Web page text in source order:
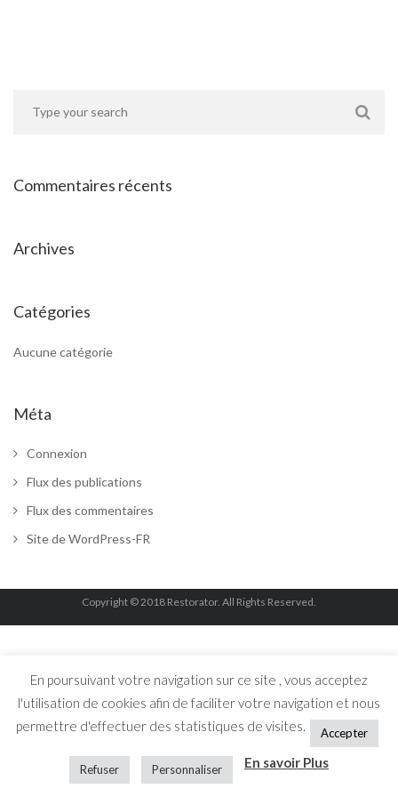
Commentaires récents
Archives
Catégories
Aucune catégorie
Méta
Connexion
Flux des publications
Flux des commentaires
Site de WordPress-FR
Copyright © 2018 Restorator. All Rights Reserved.
En poursuivant votre navigation sur ce site , vous acceptez
l'utilisation de cookies afin de faciliter votre navigation et nous
permettre d'effectuer des statistiques de visites.
Accepter
Refuser Personnaliser En savoir Plus